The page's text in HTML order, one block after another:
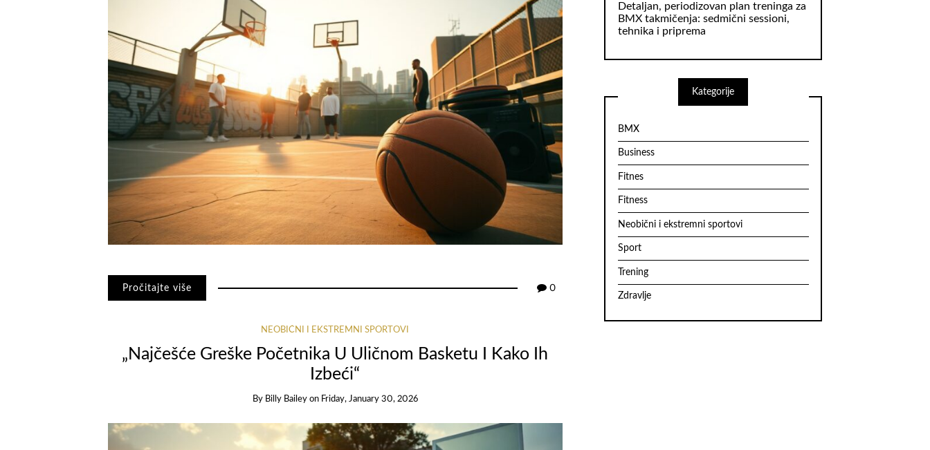
Pročitajte više 0
NEOBIČNI I EKSTREMNI SPORTOVI
„Najčešće Greške Početnika U Uličnom Basketu I Kako Ih
Izbeći“
By Billy Bailey on Friday, January 30, 2026
Detaljan, periodizovan plan treninga za
BMX takmičenja: sedmični sessioni,
tehnika i priprema
Kategorije
BMX
Business
Fitnes
Fitness
Neobični i ekstremni sportovi
Sport
Trening
Zdravlje